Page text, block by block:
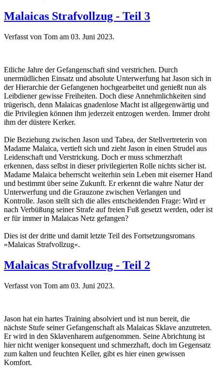
Malaicas Strafvollzug - Teil 3
Verfasst von Tom am 03. Juni 2023.
Etliche Jahre der Gefangenschaft sind verstrichen. Durch
unermüdlichen Einsatz und absolute Unterwerfung hat Jason sich in
der Hierarchie der Gefangenen hochgearbeitet und genießt nun als
Leibdiener gewisse Freiheiten. Doch diese Annehmlichkeiten sind
trügerisch, denn Malaicas gnadenlose Macht ist allgegenwärtig und
die Privilegien können ihm jederzeit entzogen werden. Immer droht
ihm der düstere Kerker.
Die Beziehung zwischen Jason und Tabea, der Stellvertreterin von
Madame Malaica, vertieft sich und zieht Jason in einen Strudel aus
Leidenschaft und Verstrickung. Doch er muss schmerzhaft
erkennen, dass selbst in dieser privilegierten Rolle nichts sicher ist.
Madame Malaica beherrscht weiterhin sein Leben mit eiserner Hand
und bestimmt über seine Zukunft. Er erkennt die wahre Natur der
Unterwerfung und die Grauzone zwischen Verlangen und
Kontrolle. Jason stellt sich die alles entscheidenden Frage: Wird er
nach Verbüßung seiner Strafe auf freien Fuß gesetzt werden, oder ist
er für immer in Malaicas Netz gefangen?
Dies ist der dritte und damit letzte Teil des Fortsetzungsromans
»Malaicas Strafvollzug«.
Malaicas Strafvollzug - Teil 2
Verfasst von Tom am 03. Juni 2023.
Jason hat ein hartes Training absolviert und ist nun bereit, die
nächste Stufe seiner Gefangenschaft als Malaicas Sklave anzutreten.
Er wird in den Sklavenharem aufgenommen. Seine Abrichtung ist
hier nicht weniger konsequent und schmerzhaft, doch im Gegensatz
zum kalten und feuchten Keller, gibt es hier einen gewissen
Komfort.